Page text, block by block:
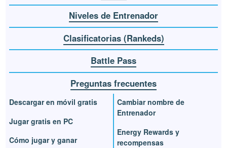
Niveles de Entrenador
Clasificatorias (Rankeds)
Battle Pass
Preguntas frecuentes
Descargar en móvil gratis
Jugar gratis en PC
Cómo jugar y ganar
Cambiar nombre de
Entrenador
Energy Rewards y
recompensas